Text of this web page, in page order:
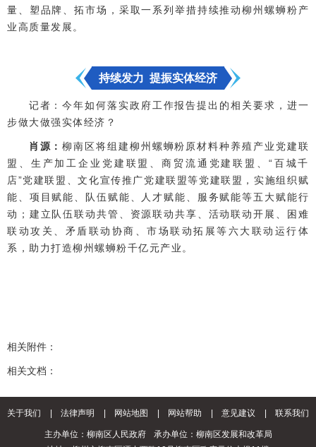
量、塑品牌、拓市场，采取一系列举措持续推动柳州螺蛳粉产
业高质量发展。
持续发力 提振实体经济
记者：今年如何落实政府工作报告提出的相关要求，进一
步做大做强实体经济？
肖源：柳南区将组建柳州螺蛳粉原材料种养殖产业党建联
盟、生产加工企业党建联盟、商贸流通党建联盟、“百城千
店”党建联盟、文化宣传推广党建联盟等党建联盟，实施组织赋
能、项目赋能、队伍赋能、人才赋能、服务赋能等五大赋能行
动；建立队伍联动共管、资源联动共享、活动联动开展、困难
联动攻关、矛盾联动协商、市场联动拓展等六大联动运行体
系，助力打造柳州螺蛳粉千亿元产业。
相关附件：
相关文档：
关于我们 法律声明 网站地图 网站帮助 意见建议 联系我们
主办单位：柳南区人民政府
承办单位：柳南区发展和改革局